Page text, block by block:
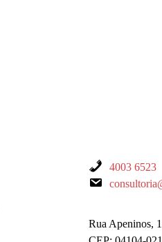
4003 6523
Rua Apeninos,